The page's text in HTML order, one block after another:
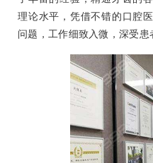
理论水平，凭借不错的口腔
问题，工作细致入微，深受患